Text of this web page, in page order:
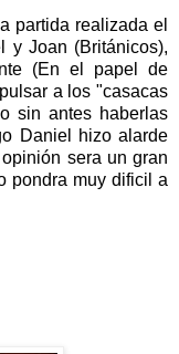
partida realizada el
y Joan (Británicos),
(En el papel de
a los "casacas
sin antes haberlas
Daniel hizo alarde
sera un gran
pondra muy dificil a